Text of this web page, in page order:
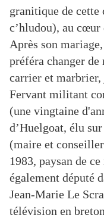
granitique de cette
c’hludou), au cœur
Après son mariage,
préféra changer
carrier et marbrier,
Fervant militant
(une vingtaine
d’Huelgoat, élu
(maire et
1983, paysan de ce
également député
Jean-Marie Le
télévision en